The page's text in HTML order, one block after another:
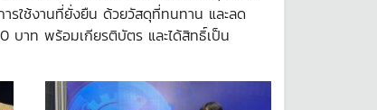
ารใช้งานที่ยั่งยืน ด้วยวัสดุที่ทนทาน และลด
บาท พร้อมเกียรติบัตร และได้สิทธิ์เป็น